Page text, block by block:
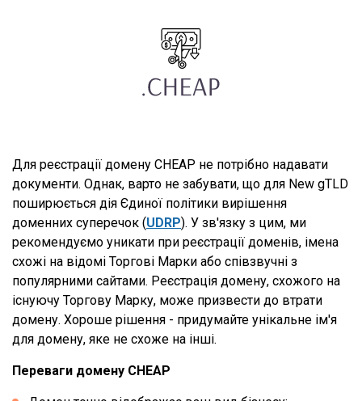
Для реєстрації домену CHEAP не потрібно надавати
документи. Однак, варто не забувати, що для New gTLD
поширюється дія Єдиної політики вирішення
доменних суперечок (UDRP). У зв'язку з цим, ми
рекомендуємо уникати при реєстрації доменів, імена
схожі на відомі Торгові Марки або співзвучні з
популярними сайтами. Реєстрація домену, схожого на
існуючу Торгову Марку, може призвести до втрати
домену. Хороше рішення - придумайте унікальне ім'я
для домену, яке не схоже на інші.
Переваги домену CHEAP